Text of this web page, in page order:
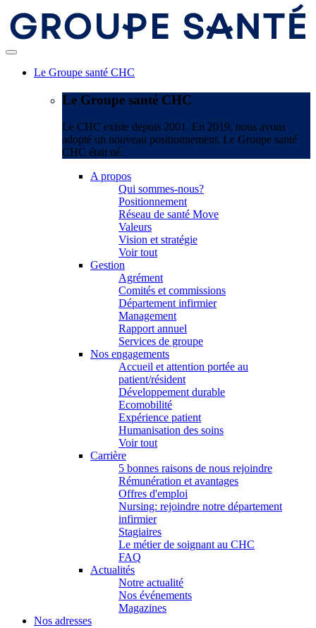
Le Groupe santé CHC
Le Groupe santé CHC
Le CHC existe depuis 2001. En 2019, nous avons
adopté un nouveau positionnement. Le Groupe santé
CHC était né.
A propos
Qui sommes-nous?
Positionnement
Réseau de santé Move
Valeurs
Vision et stratégie
Voir tout
Gestion
Agrément
Comités et commissions
Département infirmier
Management
Rapport annuel
Services de groupe
Nos engagements
Accueil et attention portée au
patient/résident
Développement durable
Ecomobilité
Expérience patient
Humanisation des soins
Voir tout
Carrière
5 bonnes raisons de nous rejoindre
Rémunération et avantages
Offres d'emploi
Nursing: rejoindre notre département
infirmier
Stagiaires
Le métier de soignant au CHC
FAQ
Actualités
Notre actualité
Nos événements
Magazines
Nos adresses